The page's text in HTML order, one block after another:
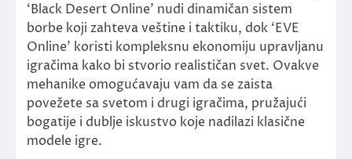
‘Black Desert Online’ nudi dinamičan sistem
borbe koji zahteva veštine i taktiku, dok ‘EVE
Online’ koristi kompleksnu ekonomiju upravljanu
igračima kako bi stvorio realističan svet. Ovakve
mehanike omogućavaju vam da se zaista
povežete sa svetom i drugi igračima, pružajući
bogatije i dublje iskustvo koje nadilazi klasične
modele igre.